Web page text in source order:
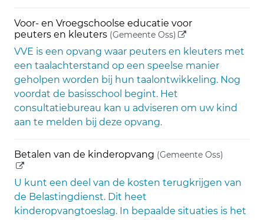
Voor- en Vroegschoolse educatie voor
peuters en kleuters (Gemeente Oss) (externe link)
VVE is een opvang waar peuters en kleuters met
een taalachterstand op een speelse manier
geholpen worden bij hun taalontwikkeling. Nog
voordat de basisschool begint. Het
consultatiebureau kan u adviseren om uw kind
aan te melden bij deze opvang.
Betalen van de kinderopvang (Gemeente Oss)
U kunt een deel van de kosten terugkrijgen van
de Belastingdienst. Dit heet
kinderopvangtoeslag. In bepaalde situaties is het